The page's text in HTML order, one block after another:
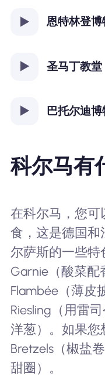
恩特林登博
圣马丁教堂
巴托尔迪博
科尔马有
在科尔马，您可
食，这是德国和
尔萨斯的一些特
Garnie（酸菜配
Flambée（薄皮
Riesling（用雷
洋葱）。如果您
Bretzels（椒盐
甜圈）。